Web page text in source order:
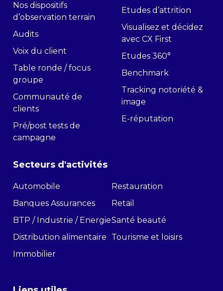
Nos dispositifs
d’observation terrain
Audits
Voix du client
Table ronde / focus
groupe
Communauté de
clients
Pré/post tests de
campagne
Etudes d’attrition
Visualisez et décidez
avec CX First
Etudes 360°
Benchmark
Tracking notoriété &
image
E-réputation
Secteurs d'activités
Automobile
Banques Assurances
BTP / Industrie / Energie
Distribution alimentaire
Immobilier
Restauration
Retail
Santé beauté
Tourisme et loisirs